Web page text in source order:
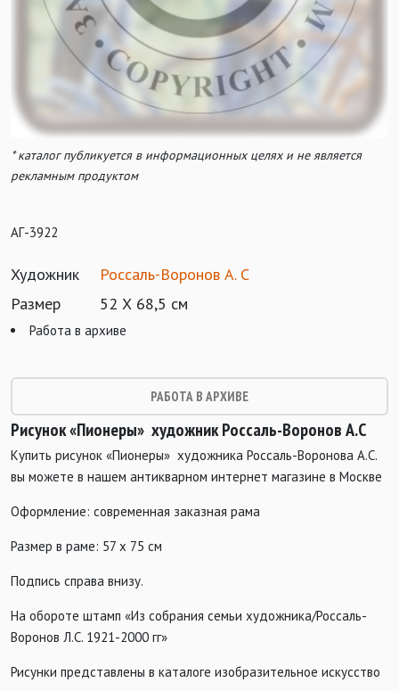
* каталог публикуется в информационных целях и не является
рекламным продуктом
АГ-3922
Художник
Россаль-Воронов А. С
Размер
52 Х 68,5 см
Работа в архиве
РАБОТА В АРХИВЕ
Рисунок «Пионеры» художник Россаль-ВороновА.С
Купить рисунок «Пионеры» художника Россаль-Воронова А.С.
вы можете в нашем антикварном интернет магазине в Москве
Оформление: современная заказная рама
Размер в раме: 57 х 75 см
Подпись справа внизу.
На обороте штамп «Из собрания семьи художника/Россаль-
Воронов Л.С. 1921-2000 гг»
Рисунки представлены в каталоге изобразительное искусство